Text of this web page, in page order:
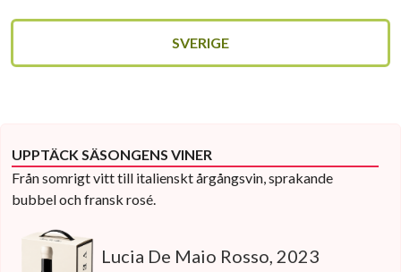
SVERIGE
UPPTÄCK SÄSONGENS VINER
Från somrigt vitt till italienskt årgångsvin, sprakande
bubbel och fransk rosé.
Lucia De Maio Rosso, 2023